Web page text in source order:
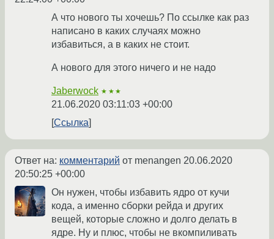
А что нового ты хочешь? По ссылке как раз
написано в каких случаях можно
избавиться, а в каких не стоит.
А нового для этого ничего и не надо
Jaberwock ★★★
21.06.2020 03:11:03 +00:00
Ссылка
Ответ на: комментарий от menangen 20.06.2020
20:50:25 +00:00
Он нужен, чтобы избавить ядро от кучи
кода, а именно сборки рейда и других
вещей, которые сложно и долго делать в
ядре. Ну и плюс, чтобы не вкомпиливать